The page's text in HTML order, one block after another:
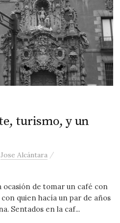
turismo, y un
Jose Alcántara /
ocasión de tomar un café con
quien hacía un par de años
Sentados en la caf...